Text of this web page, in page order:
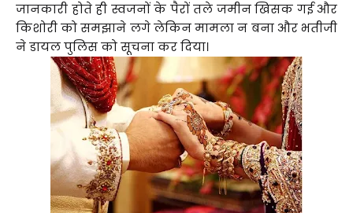
जानकारी होते ही स्वजनों के पैरों तले जमीन खिसक गई और
किशोरी को समझाने लगे लेकिन मामला न बना और भतीजी
ने डायल पुलिस को सूचना कर दिया।